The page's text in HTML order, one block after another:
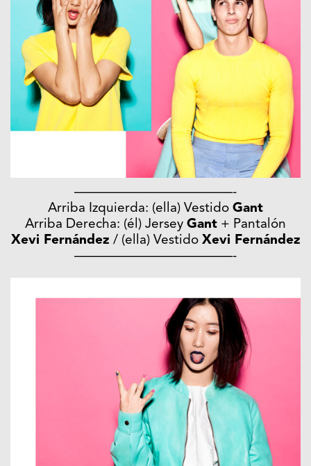
————————————-
Arriba Izquierda: (ella) Vestido Gant
Arriba Derecha: (él) Jersey Gant + Pantalón
Xevi Fernández / (ella) Vestido Xevi Fernández
————————————-